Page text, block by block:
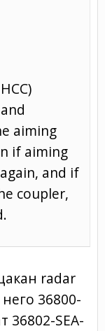
aiming
if aiming
and if
coupler,
radar
36800-
36802-SEA-